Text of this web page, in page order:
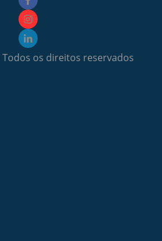
Todos os direitos reservados